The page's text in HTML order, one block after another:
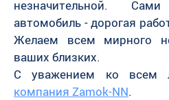
незначительной. Сами
автомобиль - дорогая
Желаем всем мирного
ваших близких.
С уважением ко всем
компания Zamok-NN.